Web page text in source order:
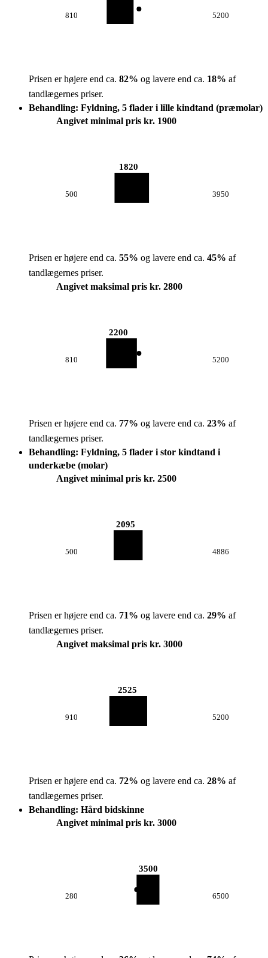
810 5200
Prisen er højere end ca. 82% og lavere end ca. 18% af
tandlægernes priser.
Behandling: Fyldning, 5 flader i lille kindtand (præmolar)
Angivet minimal pris kr. 1900
500
1820
3950
Prisen er højere end ca. 55% og lavere end ca. 45% af
tandlægernes priser.
Angivet maksimal pris kr. 2800
810
2200
5200
Prisen er højere end ca. 77% og lavere end ca. 23% af
tandlægernes priser.
Behandling: Fyldning, 5 flader i stor kindtand i
underkæbe (molar)
Angivet minimal pris kr. 2500
500
2095
4886
Prisen er højere end ca. 71% og lavere end ca. 29% af
tandlægernes priser.
Angivet maksimal pris kr. 3000
910
2525
5200
Prisen er højere end ca. 72% og lavere end ca. 28% af
tandlægernes priser.
Behandling: Hård bidskinne
Angivet minimal pris kr. 3000
280
3500
6500